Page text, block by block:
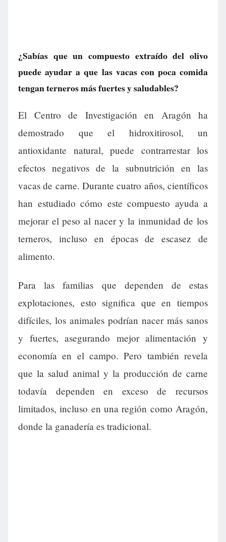
¿Sabías que un compuesto extraído del olivo
puede ayudar a que las vacas con poca comida
tengan terneros más fuertes y saludables?
El Centro de Investigación en Aragón ha
demostrado que el hidroxitirosol, un
antioxidante natural, puede contrarrestar los
efectos negativos de la subnutrición en las
vacas de carne. Durante cuatro años, científicos
han estudiado cómo este compuesto ayuda a
mejorar el peso al nacer y la inmunidad de los
terneros, incluso en épocas de escasez de
alimento.
Para las familias que dependen de estas
explotaciones, esto significa que en tiempos
difíciles, los animales podrían nacer más sanos
y fuertes, asegurando mejor alimentación y
economía en el campo. Pero también revela
que la salud animal y la producción de carne
todavía dependen en exceso de recursos
limitados, incluso en una región como Aragón,
donde la ganadería es tradicional.